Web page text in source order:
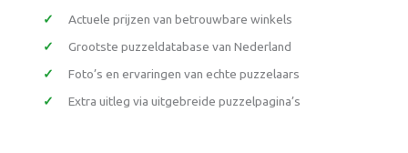
Actuele prijzen van betrouwbare winkels
Grootste puzzeldatabase van Nederland
Foto’s en ervaringen van echte puzzelaars
Extra uitleg via uitgebreide puzzelpagina’s